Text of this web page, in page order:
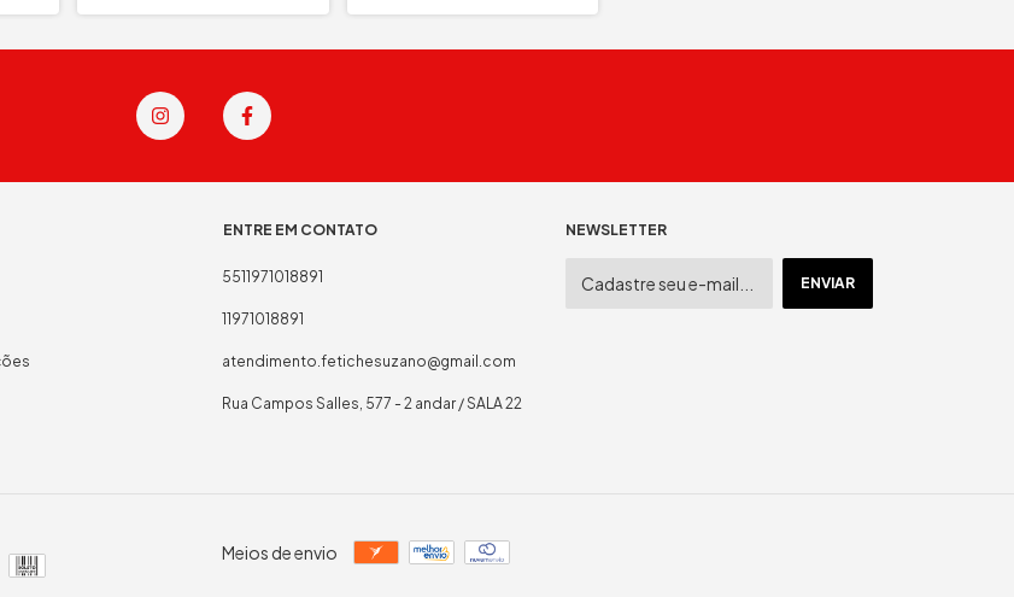
ENTRE EM CONTATO
5511971018891
11971018891
atendimento.fetichesuzano@gmail.com
Rua Campos Salles, 577 - 2 andar / SALA 22
NEWSLETTER
Meios de envio